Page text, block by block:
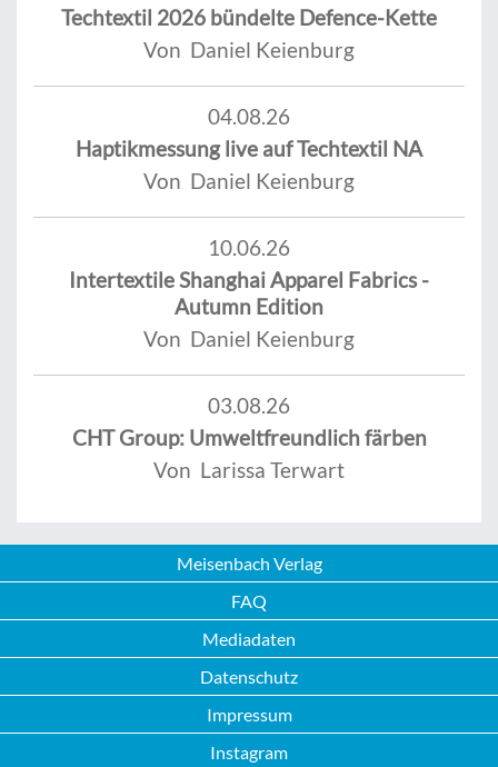
Techtextil 2026 bündelte Defence-Kette
Von Daniel Keienburg
04.08.26
Haptikmessung live auf Techtextil NA
Von Daniel Keienburg
10.06.26
Intertextile Shanghai Apparel Fabrics -
Autumn Edition
Von Daniel Keienburg
03.08.26
CHT Group: Umweltfreundlich färben
Von Larissa Terwart
Meisenbach Verlag
FAQ
Mediadaten
Datenschutz
Impressum
Instagram